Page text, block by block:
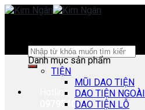
Skip
Search
for:
Hotline:
0979540178
Danh mục sản phẩm
TIỆN
MŨI DAO TIỆN
DAO TIỆN NGOÀI
DAO TIỆN LỖ